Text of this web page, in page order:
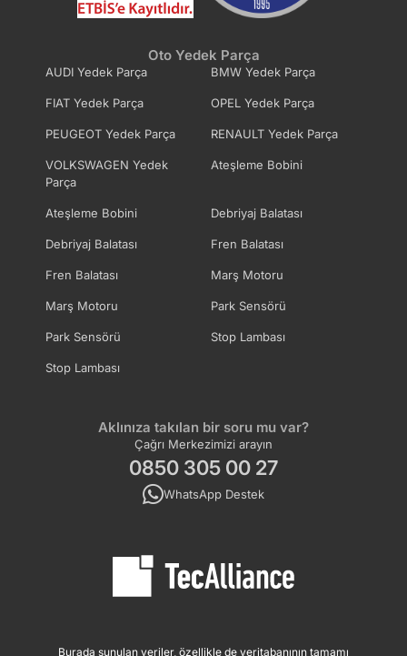
Oto Yedek Parça
AUDI Yedek Parça BMW Yedek Parça
FIAT Yedek Parça OPEL Yedek Parça
PEUGEOT Yedek Parça RENAULT Yedek Parça
VOLKSWAGEN Yedek
Parça
Ateşleme Bobini
Ateşleme Bobini Debriyaj Balatası
Debriyaj Balatası Fren Balatası
Fren Balatası Marş Motoru
Marş Motoru Park Sensörü
Park Sensörü Stop Lambası
Stop Lambası
Aklınıza takılan bir soru mu var?
Çağrı Merkezimizi arayın
0850 305 00 27
WhatsApp Destek
Burada sunulan veriler, özellikle de veritabanının tamamı